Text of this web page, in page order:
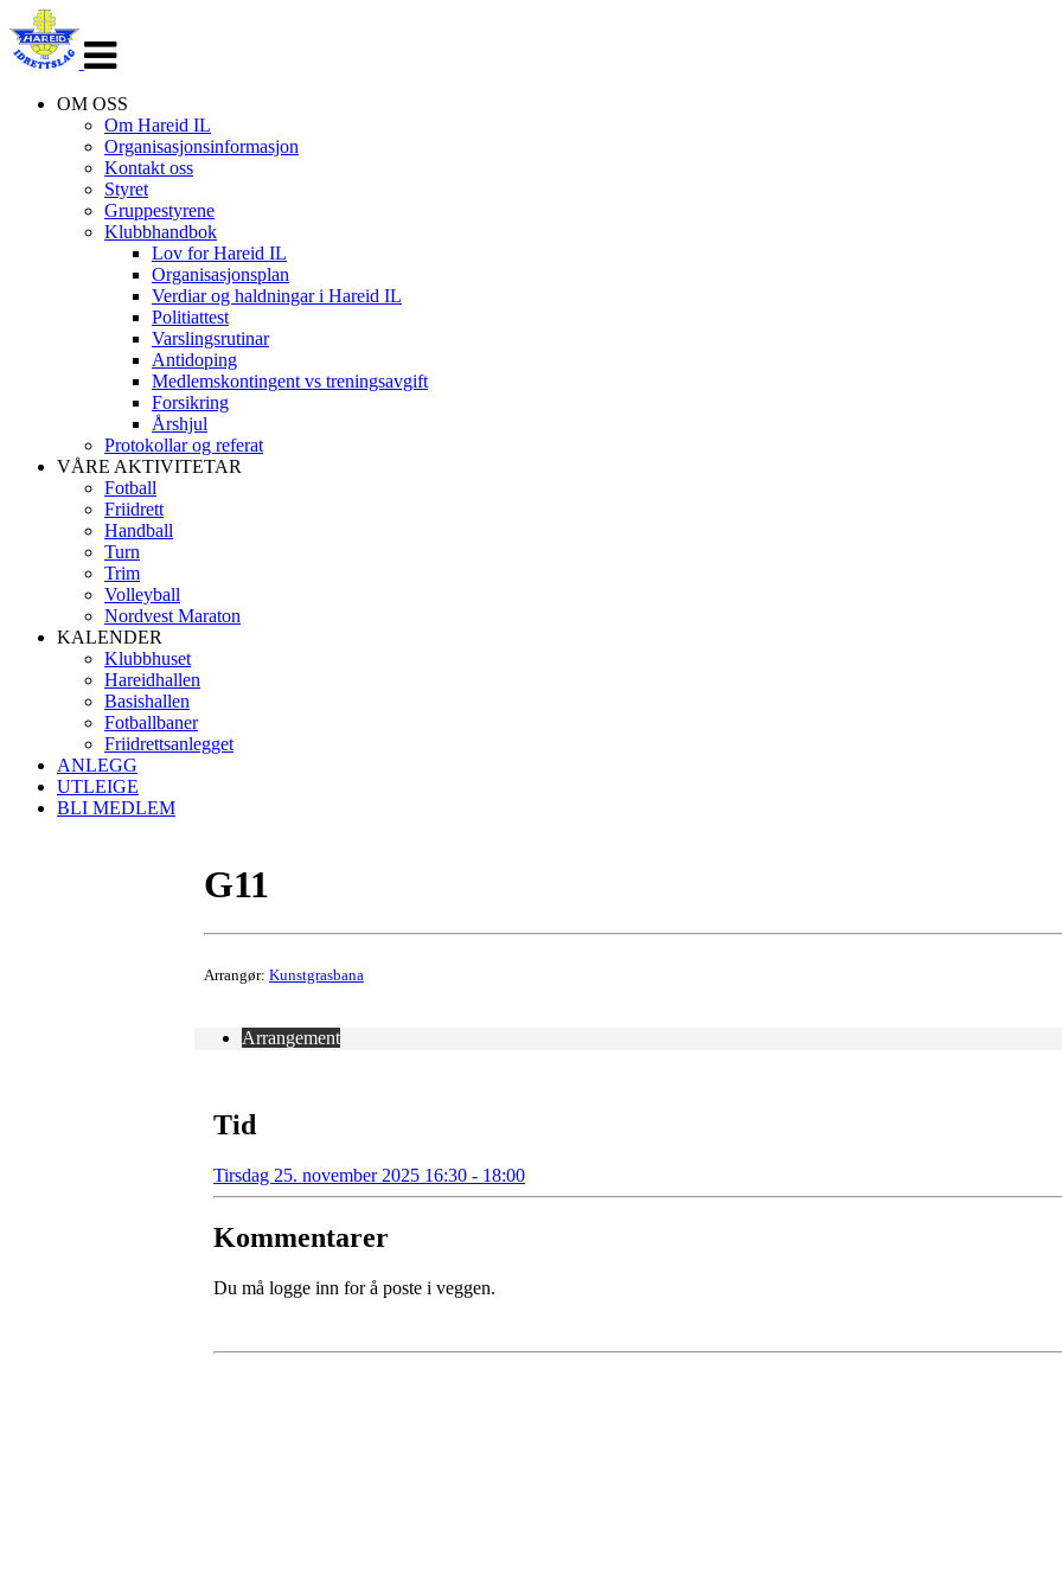
navigasjon
OM OSS
Om Hareid IL
Organisasjonsinformasjon
Kontakt oss
Styret
Gruppestyrene
Klubbhandbok
Lov for Hareid IL
Organisasjonsplan
Verdiar og haldningar i Hareid IL
Politiattest
Varslingsrutinar
Antidoping
Medlemskontingent vs treningsavgift
Forsikring
Årshjul
Protokollar og referat
VÅRE AKTIVITETAR
Fotball
Friidrett
Handball
Turn
Trim
Volleyball
Nordvest Maraton
KALENDER
Klubbhuset
Hareidhallen
Basishallen
Fotballbaner
Friidrettsanlegget
ANLEGG
UTLEIGE
BLI MEDLEM
G11
Arrangør: Kunstgrasbana
Arrangement
Tid
Tirsdag 25. november 2025 16:30 - 18:00
Kommentarer
Du må logge inn for å poste i veggen.